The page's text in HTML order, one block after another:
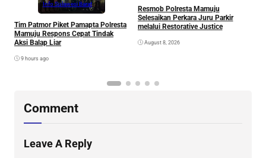
Info Sulawesi Barat
Tim Patmor Piket Pamapta Polresta
Mamuju Respons Cepat Tindak
Aksi Balap Liar
9 hours ago
Resmob Polresta Mamuju
Selesaikan Perkara Juru Parkir
melalui Restorative Justice
August 8, 2026
Comment
Leave A Reply